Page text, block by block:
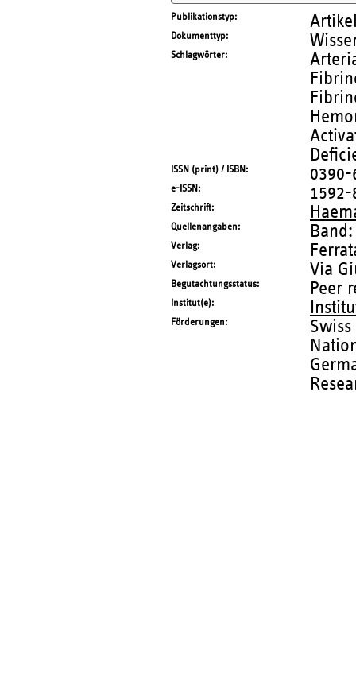
Publikationstyp
Dokumenttyp
Schlagwörter
ISSN (print) / ISBN 0390-
e-ISSN 1592-
Zeitschrift
Quellenangaben
Verlag
Verlagsort Via
Begutachtungsstatus Peer
Institut(e)
Förderungen